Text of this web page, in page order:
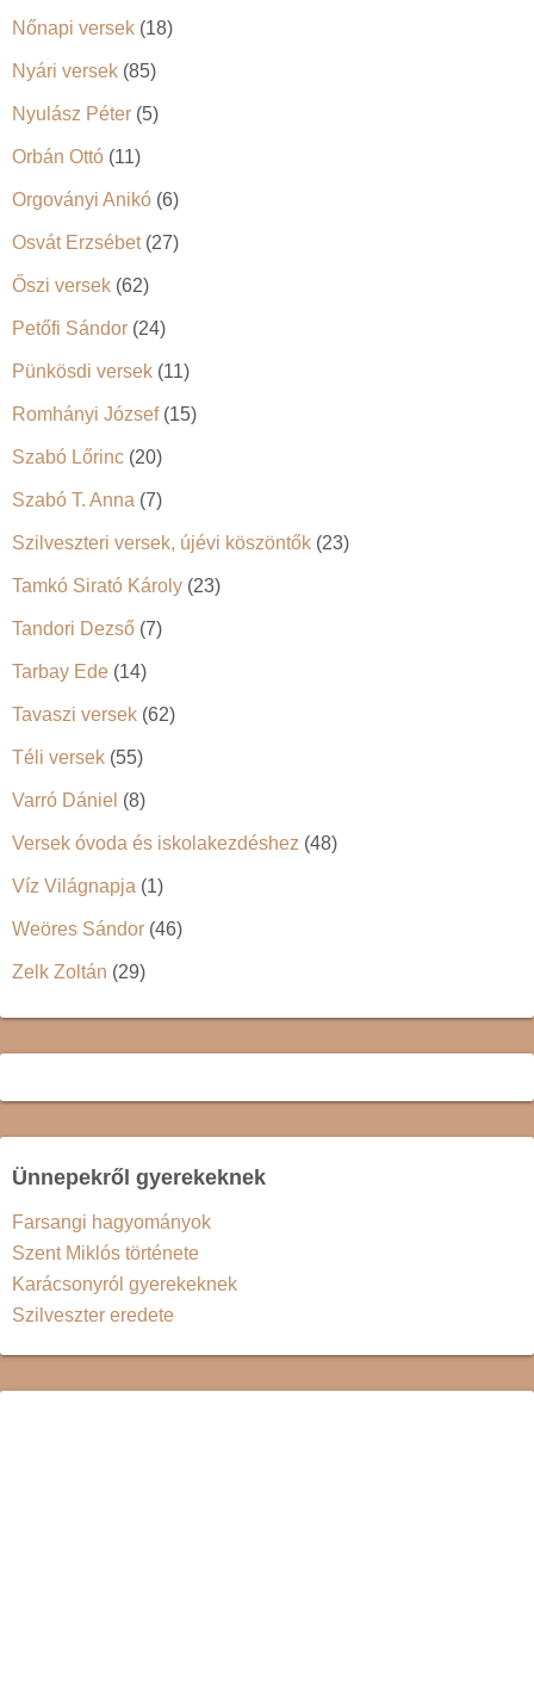
Nőnapi versek (18)
Nyári versek (85)
Nyulász Péter (5)
Orbán Ottó (11)
Orgoványi Anikó (6)
Osvát Erzsébet(27)
Őszi versek (62)
Petőfi Sándor (24)
Pünkösdi versek (11)
Romhányi József(15)
Szabó Lőrinc (20)
Szabó T. Anna (7)
Szilveszteri versek, újévi köszöntők (23)
Tamkó Sirató Károly (23)
Tandori Dezső (7)
Tarbay Ede (14)
Tavaszi versek (62)
Téli versek (55)
Varró Dániel (8)
Versek óvoda és iskolakezdéshez (48)
Víz Világnapja (1)
Weöres Sándor (46)
Zelk Zoltán (29)
Ünnepekről gyerekeknek
Farsangi hagyományok
Szent Miklós története
Karácsonyról gyerekeknek
Szilveszter eredete